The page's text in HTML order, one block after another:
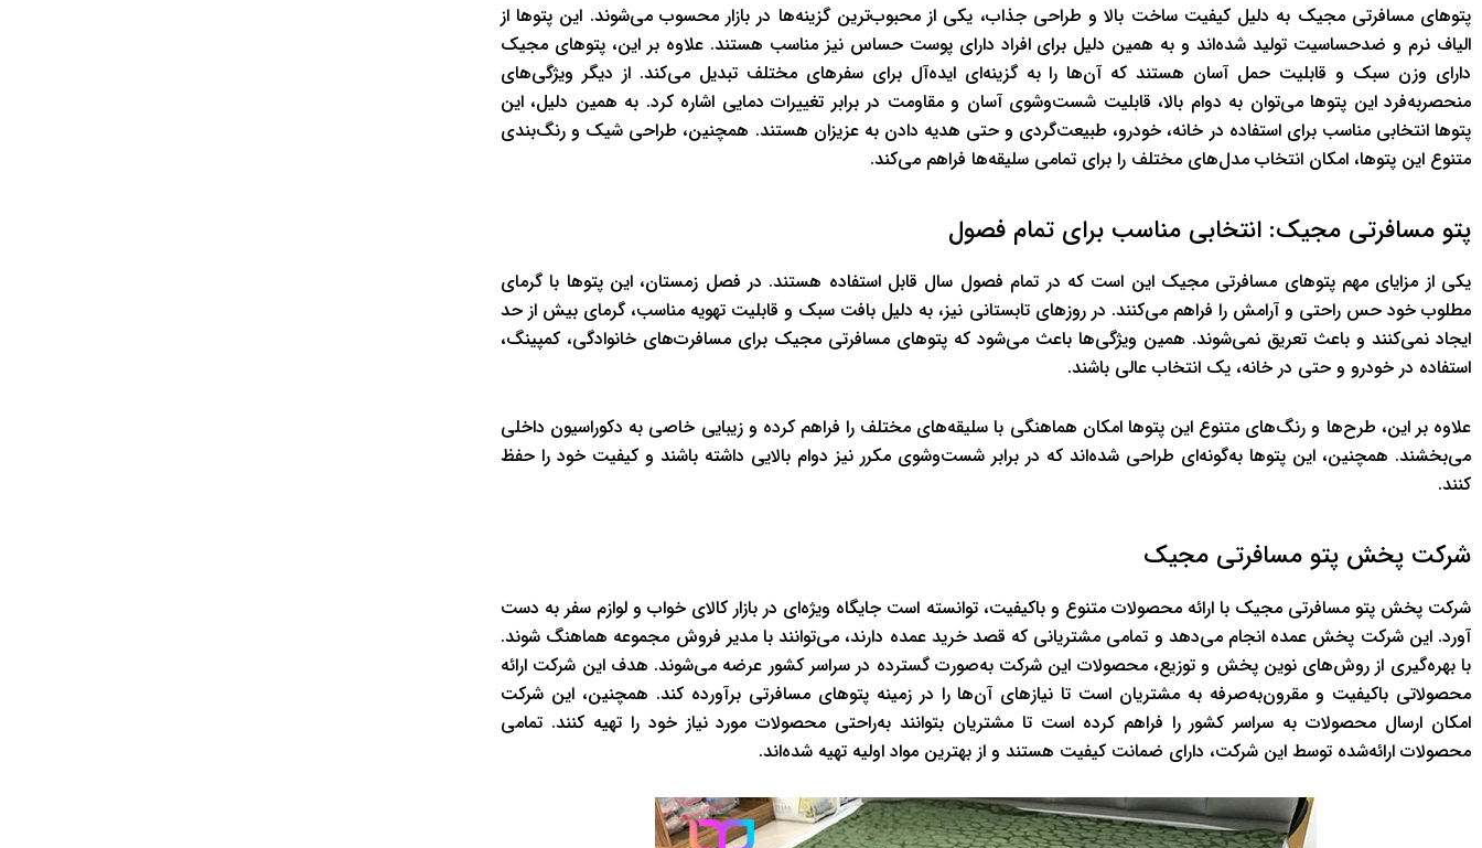
پتوهای مسافرتی مجیک به دلیل کیفیت ساخت بالا و طراحی جذاب، یکی از محبوب‌ترین گزینه‌ها در بازار محسوب می‌شوند. این پتوها از
الیاف نرم و ضدحساسیت تولید شده‌اند و به همین دلیل برای افراد دارای پوست حساس نیز مناسب هستند. علاوه بر این، پتوهای مجیک
دارای وزن سبک و قابلیت حمل آسان هستند که آن‌ها را به گزینه‌ای ایده‌آل برای سفرهای مختلف تبدیل می‌کند. از دیگر ویژگی‌های
منحصربه‌فرد این پتوها می‌توان به دوام بالا، قابلیت شست‌وشوی آسان و مقاومت در برابر تغییرات دمایی اشاره کرد. به همین دلیل، این
پتوها انتخابی مناسب برای استفاده در خانه، خودرو، طبیعت‌گردی و حتی هدیه دادن به عزیزان هستند. همچنین، طراحی شیک و رنگ‌بندی
متنوع این پتوها، امکان انتخاب مدل‌های مختلف را برای تمامی سلیقه‌ها فراهم می‌کند.
پتو مسافرتی مجیک: انتخابی مناسب برای تمام فصول
یکی از مزایای مهم پتوهای مسافرتی مجیک این است که در تمام فصول سال قابل استفاده هستند. در فصل زمستان، این پتوها با گرمای
مطلوب خود حس راحتی و آرامش را فراهم می‌کنند. در روزهای تابستانی نیز، به دلیل بافت سبک و قابلیت تهویه مناسب، گرمای بیش از حد
ایجاد نمی‌کنند و باعث تعریق نمی‌شوند. همین ویژگی‌ها باعث می‌شود که پتوهای مسافرتی مجیک برای مسافرت‌های خانوادگی، کمپینگ،
استفاده در خودرو و حتی در خانه، یک انتخاب عالی باشند.
علاوه بر این، طرح‌ها و رنگ‌های متنوع این پتوها امکان هماهنگی با سلیقه‌های مختلف را فراهم کرده و زیبایی خاصی به دکوراسیون داخلی
می‌بخشند. همچنین، این پتوها به‌گونه‌ای طراحی شده‌اند که در برابر شست‌وشوی مکرر نیز دوام بالایی داشته باشند و کیفیت خود را حفظ
کنند.
شرکت پخش پتو مسافرتی مجیک
شرکت پخش پتو مسافرتی مجیک با ارائه محصولات متنوع و باکیفیت، توانسته است جایگاه ویژه‌ای در بازار کالای خواب و لوازم سفر به دست
آورد. این شرکت پخش عمده انجام می‌دهد و تمامی مشتریانی که قصد خرید عمده دارند، می‌توانند با مدیر فروش مجموعه هماهنگ شوند.
با بهره‌گیری از روش‌های نوین پخش و توزیع، محصولات این شرکت به‌صورت گسترده در سراسر کشور عرضه می‌شوند. هدف این شرکت ارائه
محصولاتی باکیفیت و مقرون‌به‌صرفه به مشتریان است تا نیازهای آن‌ها را در زمینه پتوهای مسافرتی برآورده کند. همچنین، این شرکت
امکان ارسال محصولات به سراسر کشور را فراهم کرده است تا مشتریان بتوانند به‌راحتی محصولات مورد نیاز خود را تهیه کنند. تمامی
محصولات ارائه‌شده توسط این شرکت، دارای ضمانت کیفیت هستند و از بهترین مواد اولیه تهیه شده‌اند.